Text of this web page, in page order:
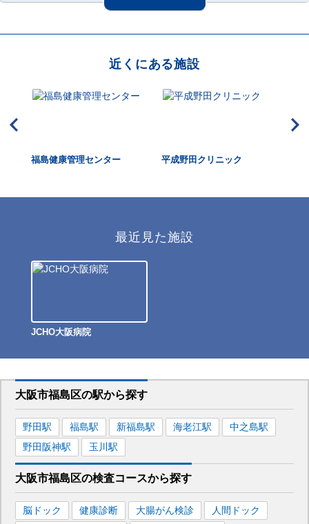
近くにある施設
福島健康管理センター 平成野田クリニック
最近見た施設
JCHO大阪病院
大阪市福島区の駅から探す
野田駅 福島駅 新福島駅 海老江駅 中之島駅
野田阪神駅 玉川 駅
大阪市福島区の検査コースから探す
脳ドック 健康診断 大腸がん検診
人間ドック